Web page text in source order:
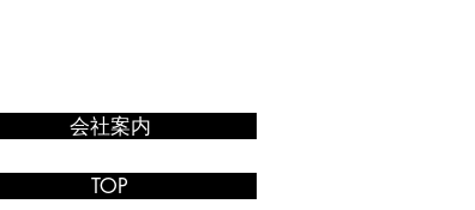
会社案内
TOP